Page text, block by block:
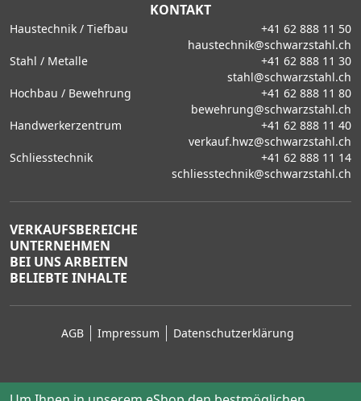
KONTAKT
Haustechnik / Tiefbau
+41 62 888 11 50
haustechnik@schwarzstahl.ch
Stahl / Metalle
+41 62 888 11 30
stahl@schwarzstahl.ch
Hochbau / Bewehrung
+41 62 888 11 80
bewehrung@schwarzstahl.ch
Handwerkerzentrum
+41 62 888 11 40
verkauf.hwz@schwarzstahl.ch
Schliesstechnik
+41 62 888 11 14
schliesstechnik@schwarzstahl.ch
VERKAUFSBEREICHE
UNTERNEHMEN
BEI UNS ARBEITEN
BELIEBTE INHALTE
AGB Impressum Datenschutzerklärung